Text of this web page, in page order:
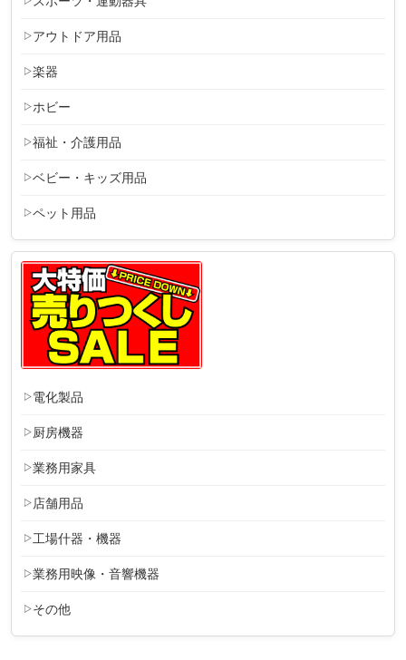
アウトドア用品
楽器
ホビー
福祉・介護用品
ベビー・キッズ用品
ペット用品
電化製品
厨房機器
業務用家具
店舗用品
工場什器・機器
業務用映像・音響機器
その他